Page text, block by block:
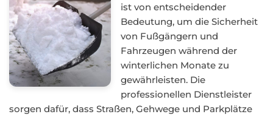
ist von entscheidender
Bedeutung, um die Sicherheit
von Fußgängern und
Fahrzeugen während der
winterlichen Monate zu
gewährleisten. Die
professionellen Dienstleister
sorgen dafür, dass Straßen, Gehwege und Parkplätze